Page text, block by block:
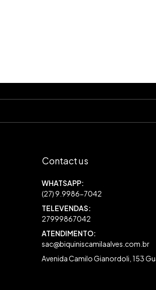
Contact us
27999867042
sac@biquiniscamilaalves.com.br
Avenida Camilo Gianordoli, 153